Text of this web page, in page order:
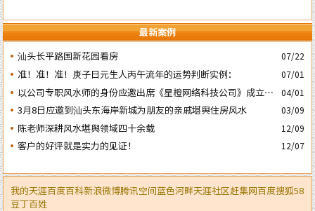
最新案例
汕头长平路国新花园看房
07/22
准！准！准！庚子日元生人丙午流年的运势判断实例： 07/01
以公司专职风水师的身份应邀出席《星橙网络科技公司》成立5
周年庆典
04/01
3月8日应邀到汕头东海岸新城为朋友的亲戚堪舆住房风水 03/09
陈老师深耕风水堪舆领域四十余载 12/09
客户的好评就是实力的见证！ 12/07
我的天涯百度百科新浪微博腾讯空间蓝色河畔天涯社区赶集网百度搜狐58
豆丁百姓